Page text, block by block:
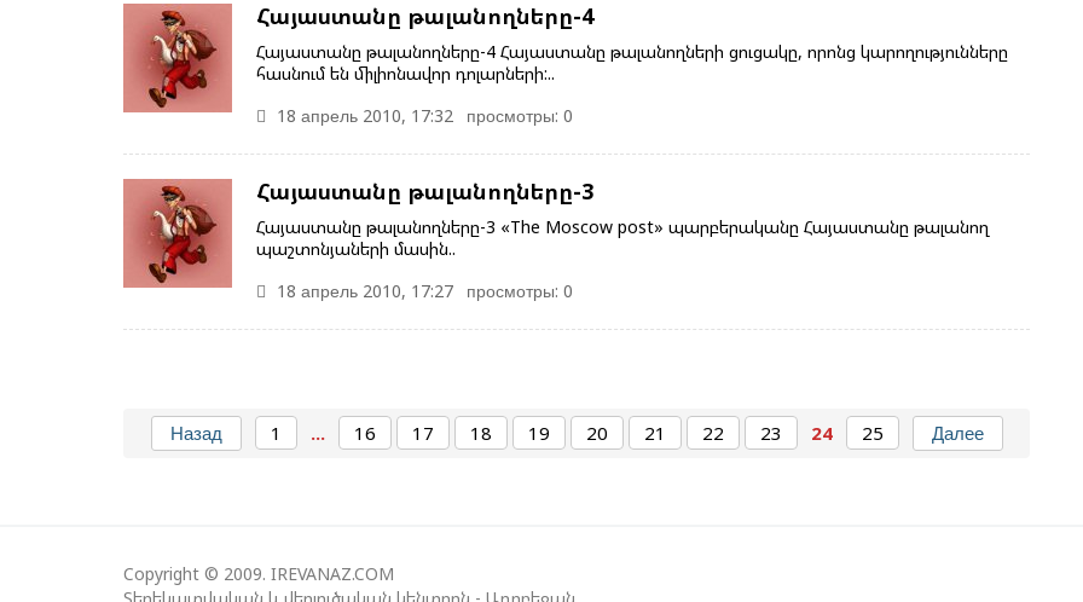
Հայաստանը թալանողները-4
Հայաստանը թալանողները-4 Հայաստանը թալանողների ցուցակը, որոնց կարողությունները
հասնում են միլիոնավոր դոլարների:..
18 апрель 2010, 17:32
просмотры: 0
Հայաստանը թալանողները-3
Հայաստանը թալանողները-3 «The Moscow post» պարբերականը Հայաստանը թալանող
պաշտոնյաների մասին..
18 апрель 2010, 17:27
просмотры: 0
Назад 1 ... 16 17 18 19 20 21 22 23 24 25 Далее
Copyright © 2009. IREVANAZ.COM